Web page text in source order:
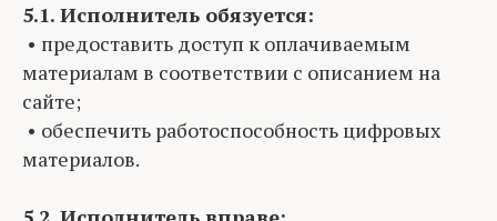
5.1. Исполнитель обязуется:
• предоставить доступ к оплачиваемым
материалам в соответствии с описанием на
сайте;
• обеспечить работоспособность цифровых
материалов.